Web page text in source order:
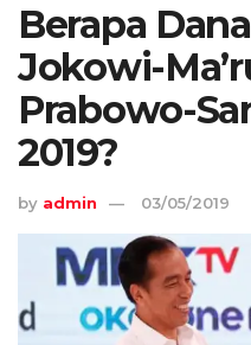
Berapa
Jokowi-
Prabowo-
2019?
by admin 03/05/2019